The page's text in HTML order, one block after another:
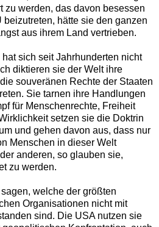
zu werden, das davon besessen
beizutreten, hätte sie den ganzen
aus ihrem Land vertrieben.
sich seit Jahrhunderten nicht
diktieren sie der Welt ihre
souveränen Rechte der Staaten
Sie tarnen ihre Handlungen
für Menschenrechte, Freiheit
setzen sie die Doktrin
und gehen davon aus, dass nur
Menschen in dieser Welt
anderen, so glauben sie,
zu werden.
welche der größten
Organisationen nicht mit
sind. Die USA nutzen sie